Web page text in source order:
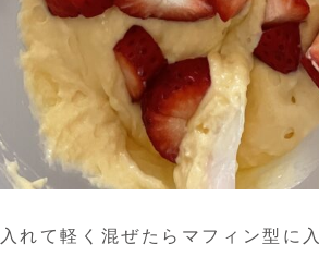
れて軽く混ぜたらマフィン型に